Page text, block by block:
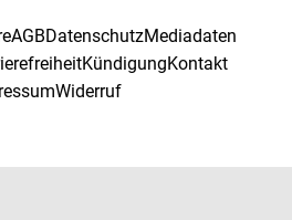
AGBDatenschutzMediadaten
KündigungKontakt
Widerruf